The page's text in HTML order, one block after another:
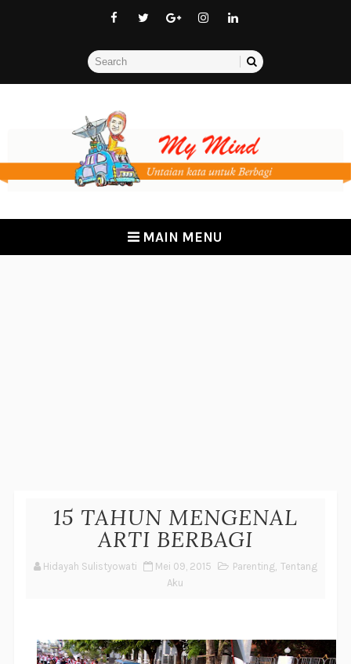
MAIN MENU
15 TAHUN MENGENAL
ARTI BERBAGI
Hidayah Sulistyowati Mei 09, 2015 Parenting, Tentang
Aku